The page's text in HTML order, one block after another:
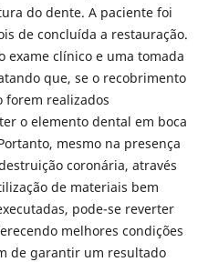
do dente. A paciente foi
de concluída a restauração.
exame clínico e uma tomada
que, se o recobrimento
forem realizados
o elemento dental em boca
mesmo na presença
coronária, através
de materiais bem
pode-se reverter
melhores condições
de garantir um resultado